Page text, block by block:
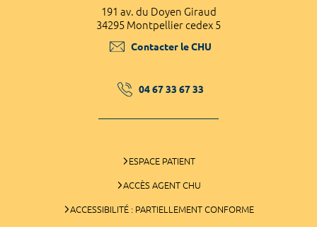
191 av. du Doyen Giraud
34295 Montpellier cedex 5
Contacter le CHU
04 67 33 67 33
ESPACE PATIENT
ACCÈS AGENT CHU
ACCESSIBILITÉ : PARTIELLEMENT CONFORME